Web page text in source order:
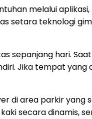
melalui
setara teknologi
sepanjang hari.
Jika tempat yang
di area parkir
secara dinamis,